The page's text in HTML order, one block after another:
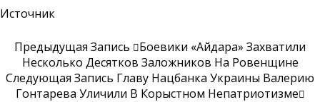
Источник
Предыдущая Запись
Боевики «Айдара» Захватили
Несколько Десятков Заложников На Ровенщине
Следующая Запись Главу Нацбанка Украины Валерию
Гонтарева Уличили В Корыстном Непатриотизме